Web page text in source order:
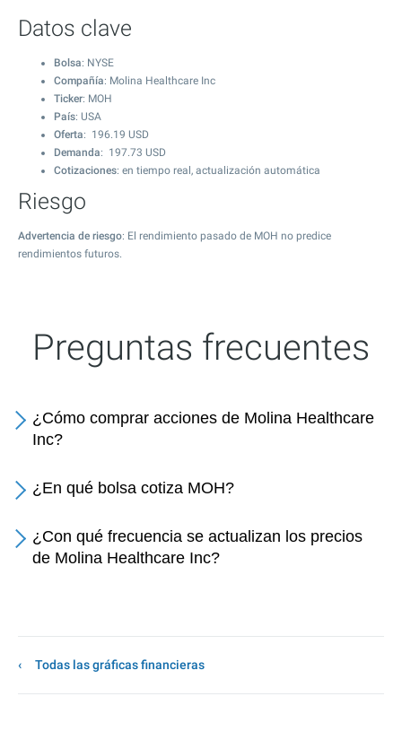
Datos clave
Bolsa: NYSE
Compañía: Molina Healthcare Inc
Ticker: MOH
País: USA
Oferta: 196.19 USD
Demanda: 197.73 USD
Cotizaciones: en tiempo real, actualización automática
Riesgo
Advertencia de riesgo: El rendimiento pasado de MOH no predice
rendimientos futuros.
Preguntas frecuentes
¿Cómo comprar acciones de Molina Healthcare
Inc?
¿En qué bolsa cotiza MOH?
¿Con qué frecuencia se actualizan los precios
de Molina Healthcare Inc?
Todas las gráficas financieras